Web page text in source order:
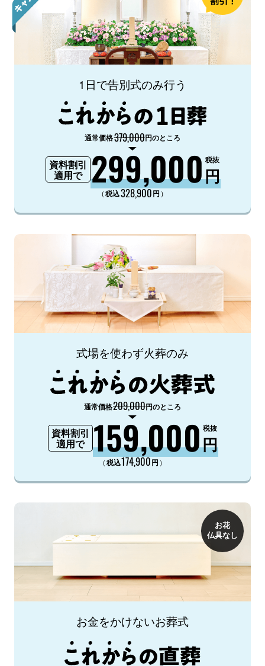
1日で告別式のみ行う
通常価格379,000円のところ
資料割引
適用で
299,000円
税抜
（税込328,900円 ）
式場を使わず火葬のみ
通常価格209,000円のところ
資料割引
適用で
159,000円
税抜
（税込174,900円 ）
お花
仏具なし
お金をかけないお葬式